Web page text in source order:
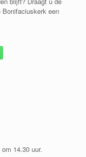
Bonifaciuskerk een
14.30 uur.